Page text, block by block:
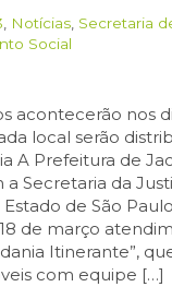
Notícias Secretaria
Social
acontecerão nos
local serão
A Prefeitura de
Secretaria da
Estado de São
18 de março
Itinerante”,
com equipe […]